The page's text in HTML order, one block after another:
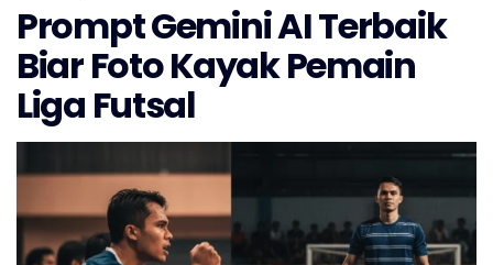
Prompt Gemini AI Terbaik
Biar Foto Kayak Pemain
Liga Futsal